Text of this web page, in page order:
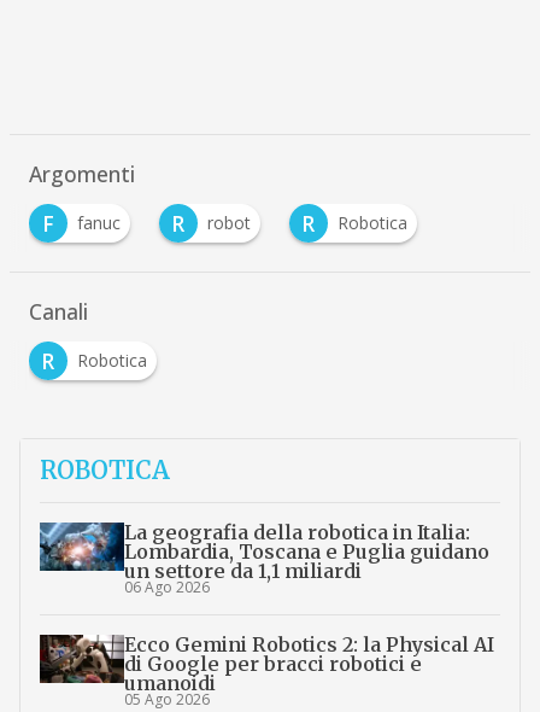
Argomenti
F
fanuc R robot R Robotica
Canali
R
Robotica
ROBOTICA
La geografia della robotica in Italia:
Lombardia, Toscana e Puglia guidano
un settore da 1,1 miliardi
06 Ago 2026
Ecco Gemini Robotics 2: la Physical AI
di Google per bracci robotici e
umanoidi
05 Ago 2026